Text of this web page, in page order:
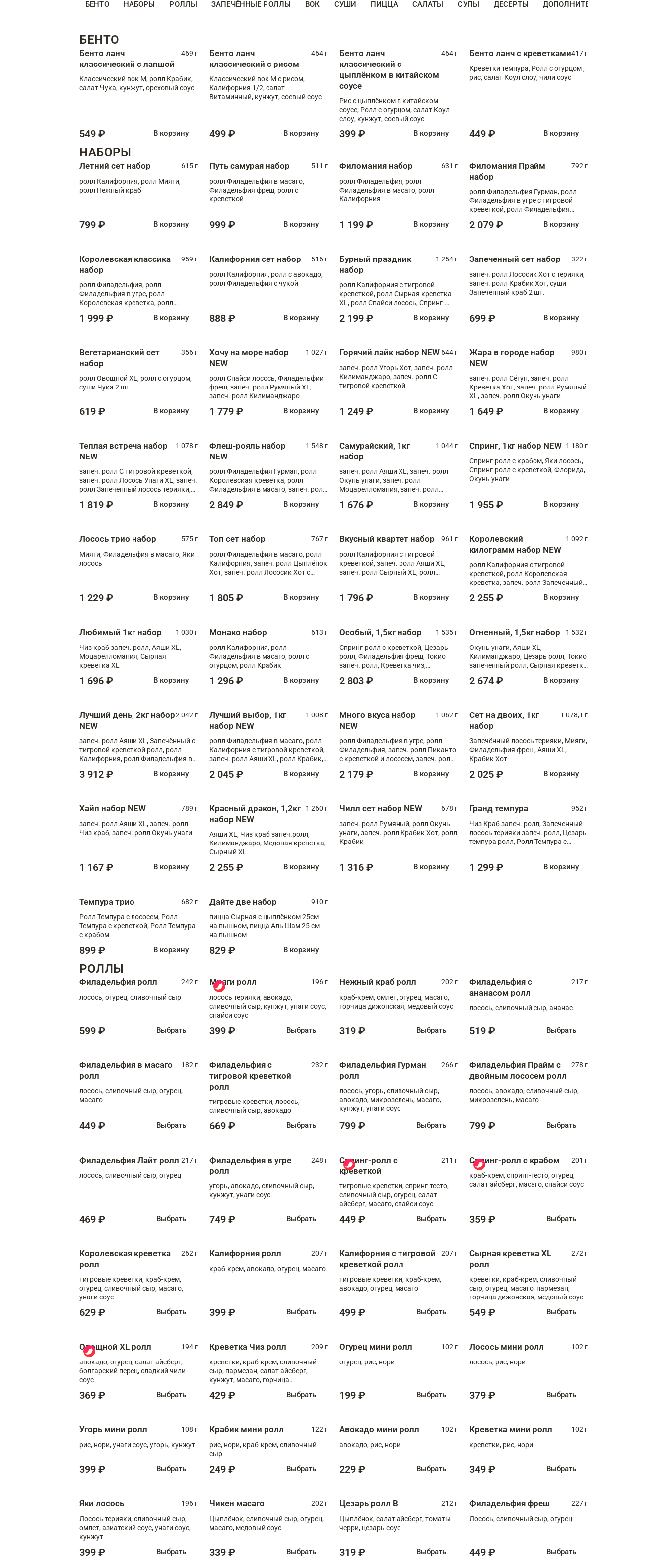
БЕНТО НАБОРЫ РОЛЛЫ ЗАПЕЧЁННЫЕ РОЛЛЫ ВОК СУШИ ПИЦЦА САЛАТЫ СУПЫ ДЕСЕРТЫ ДОПОЛНИТЕЛЬНО
БЕНТО
Бенто ланч
классический с лапшой
469 г
Классический вок М, ролл Крабик,
салат Чука, кунжут, ореховый соус
549 ₽ В корзину
Бенто ланч
классический с рисом
464 г
Классический вок М с рисом,
Калифорния 1/2, салат
Витаминный, кунжут, соевый соус
499 ₽ В корзину
Бенто ланч
классический с
цыплёнком в китайском
соусе
464 г
Рис с цыплёнком в китайском
соусе, Ролл с огурцом, салат Коул
слоу, кунжут, соевый соус
399 ₽ В корзину
Бенто ланч с креветками417 г
Креветки темпура, Ролл с огурцом ,
рис, салат Коул слоу, чили соус
449 ₽ В корзину
НАБОРЫ
Летний сет набор
615 г
ролл Калифорния, ролл Мияги,
ролл Нежный краб
799 ₽ В корзину
Путь самурая набор
511 г
ролл Филадельфия в масаго,
Филадельфия фреш, ролл с
креветкой
999 ₽ В корзину
Филомания набор
631 г
ролл Филадельфия, ролл
Филадельфия в масаго, ролл
Калифорния
1 199 ₽ В корзину
Филомания Прайм
набор
792 г
ролл Филадельфия Гурман, ролл
Филадельфия в угре с тигровой
креветкой, ролл Филадельфия
2 079 ₽ В корзину
Королевская классика
набор
959 г
ролл Филадельфия, ролл
Филадельфия в угре, ролл
Королевская креветка, ролл
1 999 ₽ В корзину
Калифорния сет набор
516 г
ролл Калифорния, ролл с авокадо,
ролл Филадельфия с чукой
888 ₽ В корзину
Бурный праздник
набор
1 254 г
ролл Калифорния с тигровой
креветкой, ролл Сырная креветка
XL, ролл Спайси лосось, Спринг-
Медовая креветка
2 199 ₽ В корзину
Запеченный сет набор
322 г
запеч. ролл Лососик Хот с терияки,
запеч. ролл Крабик Хот, суши
Запеченный краб 2 шт.
699 ₽ В корзину
Вегетарианский сет
набор
356 г
ролл Овощной XL, ролл с огурцом,
суши Чука 2 шт.
619 ₽ В корзину
Хочу на море набор
NEW
1 027 г
ролл Спайси лосось, Филадельфии
фреш, запеч. ролл Румяный XL,
запеч. ролл Килиманджаро
1 779 ₽ В корзину
Горячий лайк набор NEW 644 г
запеч. ролл Угорь Хот, запеч. ролл
Килиманджаро, запеч. ролл С
тигровой креветкой
1 249 ₽ В корзину
Жара в городе набор
NEW
980 г
запеч. ролл Сёгун, запеч. ролл
Креветка Хот, запеч. ролл Румяный
XL, запеч. ролл Окунь унаги
1 649 ₽ В корзину
Теплая встреча набор
NEW
1 078 г
запеч. ролл С тигровой креветкой,
запеч. ролл Лосось Унаги XL, запеч.
ролл Запеченный лосось терияки,
1 819 ₽ В корзину
Флеш-рояль набор
NEW
1 548 г
ролл Филадельфия Гурман, ролл
Королевская креветка, ролл
Филадельфия в масаго, запеч. ролл
Тигровая креветка с моцареллой,
2 849 ₽ В корзину
Самурайский, 1кг
набор
1 044 г
запеч. ролл Аяши XL, запеч. ролл
Окунь унаги, запеч. ролл
Моцарелломания, запеч. ролл
1 676 ₽ В корзину
Спринг, 1кг набор NEW 1 180 г
Спринг-ролл с крабом, Яки лосось,
Спринг-ролл с креветкой, Флорида,
Окунь унаги
1 955 ₽ В корзину
Лосось трио набор
575 г
Мияги, Филадельфия в масаго, Яки
лосось
1 229 ₽ В корзину
Топ сет набор
767 г
ролл Филадельфия в масаго, ролл
Калифорния, запеч. ролл Цыплёнок
Хот, запеч. ролл Лососик Хот с
1 805 ₽ В корзину
Вкусный квартет набор
961 г
ролл Калифорния с тигровой
креветкой, запеч. ролл Аяши XL,
запеч. ролл Сырный XL, ролл
1 796 ₽ В корзину
Королевский
килограмм набор NEW
1 092 г
ролл Калифорния с тигровой
креветкой, ролл Королевская
креветка, запеч. ролл Запеченный
XL, запеч. ролл Крабик Хот
2 255 ₽ В корзину
Любимый 1кг набор
1 030 г
Чиз краб запеч. ролл, Аяши XL,
Моцарелломания, Сырная
креветка XL
1 696 ₽ В корзину
Монако набор
613 г
ролл Калифорния, ролл
Филадельфия в масаго, ролл с
огурцом, ролл Крабик
1 296 ₽ В корзину
Особый, 1,5кг набор
1 535 г
Спринг-ролл с креветкой, Цезарь
ролл, Филадельфия фреш, Токио
запеч. ролл, Креветка чиз,
Флорида
2 803 ₽ В корзину
Огненный, 1,5кг набор
1 532 г
Окунь унаги, Аяши XL,
Килиманджаро, Цезарь ролл, Токио
запеченный ролл, Сырная креветка
2 674 ₽ В корзину
Лучший день, 2кг набор
NEW
2 042 г
запеч. ролл Аяши XL, Запечённый с
тигровой креветкой ролл, ролл
Калифорния, ролл Филадельфия в
запеч. ролл Моцарелломания, ролл
3 912 ₽ В корзину
Лучший выбор, 1кг
набор NEW
1 008 г
ролл Филадельфия в масаго, ролл
Калифорния с тигровой креветкой,
запеч. ролл Аяши XL, ролл Крабик,
2 045 ₽ В корзину
Много вкуса набор
NEW
1 062 г
ролл Филадельфия в угре, ролл
Филадельфия, запеч. ролл Пиканто
с креветкой и лососем, запеч. ролл
2 179 ₽ В корзину
Сет на двоих, 1кг
набор
1 078,1 г
Запечённый лосось терияки, Мияги,
Филадельфия фреш, Аяши XL,
Крабик Хот
2 025 ₽ В корзину
Хайп набор NEW
789 г
запеч. ролл Аяши XL, запеч. ролл
Чиз краб, запеч. ролл Окунь унаги
1 167 ₽ В корзину
Красный дракон, 1,2кг
набор NEW
1 260 г
Аяши XL, Чиз краб запеч.ролл,
Килиманджаро, Медовая креветка,
Сырный XL
2 255 ₽ В корзину
Чилл сет набор NEW
678 г
запеч. ролл Румяный, ролл Окунь
унаги, запеч. ролл Крабик Хот, ролл
Крабик
1 316 ₽ В корзину
Гранд темпура
952 г
Чиз Краб запеч. ролл, Запеченный
лосось терияки запеч. ролл, Цезарь
темпура ролл, Ролл Темпура с
1 299 ₽ В корзину
Темпура трио
682 г
Ролл Темпура с лососем, Ролл
Темпура с креветкой, Ролл Темпура
с крабом
899 ₽ В корзину
Дайте две набор
910 г
пицца Сырная с цыплёнком 25см
на пышном, пицца Аль Шам 25 см
на пышном
829 ₽ В корзину
РОЛЛЫ
Филадельфия ролл
242 г
лосось, огурец, сливочный сыр
599 ₽ Выбрать
Мияги ролл
196 г
лосось терияки, авокадо,
сливочный сыр, кунжут, унаги соус,
спайси соус
399 ₽ Выбрать
Нежный краб ролл
202 г
краб-крем, омлет, огурец, масаго,
горчица дижонская, медовый соус
319 ₽ Выбрать
Филадельфия с
ананасом ролл
217 г
лосось, сливочный сыр, ананас
519 ₽ Выбрать
Филадельфия в масаго
ролл
182 г
лосось, сливочный сыр, огурец,
масаго
449 ₽ Выбрать
Филадельфия с
тигровой креветкой
ролл
232 г
тигровые креветки, лосось,
сливочный сыр, авокадо
669 ₽ Выбрать
Филадельфия Гурман
ролл
266 г
лосось, угорь, сливочный сыр,
авокадо, микрозелень, масаго,
кунжут, унаги соус
799 ₽ Выбрать
Филадельфия Прайм с
двойным лососем ролл
278 г
лосось, авокадо, сливочный сыр,
микрозелень, масаго
799 ₽ Выбрать
Филадельфия Лайт ролл 217 г
лосось, сливочный сыр, огурец
469 ₽ Выбрать
Филадельфия в угре
ролл
248 г
угорь, авокадо, сливочный сыр,
кунжут, унаги соус
749 ₽ Выбрать
Спринг-ролл с
креветкой
211 г
тигровые креветки, спринг-тесто,
сливочный сыр, огурец, салат
айсберг, масаго, спайси соус
449 ₽ Выбрать
Спринг-ролл с крабом
201 г
краб-крем, спринг-тесто, огурец,
салат айсберг, масаго, спайси соус
359 ₽ Выбрать
Королевская креветка
ролл
262 г
тигровые креветки, краб-крем,
огурец, сливочный сыр, масаго,
унаги соус
629 ₽ Выбрать
Калифорния ролл
207 г
краб-крем, авокадо, огурец, масаго
399 ₽ Выбрать
Калифорния с тигровой
креветкой ролл
207 г
тигровые креветки, краб-крем,
авокадо, огурец, масаго
499 ₽ Выбрать
Сырная креветка XL
ролл
272 г
креветки, краб-крем, сливочный
сыр, огурец, масаго, пармезан,
горчица дижонская, медовый соус
549 ₽ Выбрать
Овощной XL ролл
194 г
авокадо, огурец, салат айсберг,
болгарский перец, сладкий чили
соус
369 ₽ Выбрать
Креветка Чиз ролл
209 г
креветки, краб-крем, сливочный
сыр, пармезан, салат айсберг,
кунжут, масаго, горчица
429 ₽ Выбрать
Огурец мини ролл
102 г
огурец, рис, нори
199 ₽ Выбрать
Лосось мини ролл
102 г
лосось, рис, нори
379 ₽ Выбрать
Угорь мини ролл
108 г
рис, нори, унаги соус, угорь, кунжут
399 ₽ Выбрать
Крабик мини ролл
122 г
рис, нори, краб-крем, сливочный
сыр
249 ₽ Выбрать
Авокадо мини ролл
102 г
авокадо, рис, нори
229 ₽ Выбрать
Креветка мини ролл
102 г
креветки, рис, нори
349 ₽ Выбрать
Яки лосось
196 г
Лосось терияки, сливочный сыр,
омлет, азиатский соус, унаги соус,
кунжут
399 ₽ Выбрать
Чикен масаго
202 г
Цыплёнок, сливочный сыр, огурец,
масаго, медовый соус
339 ₽ Выбрать
Цезарь ролл В
212 г
Цыплёнок, салат айсберг, томаты
черри, цезарь соус
319 ₽ Выбрать
Филадельфия фреш
227 г
Лосось, сливочный сыр, огурец
449 ₽ Выбрать